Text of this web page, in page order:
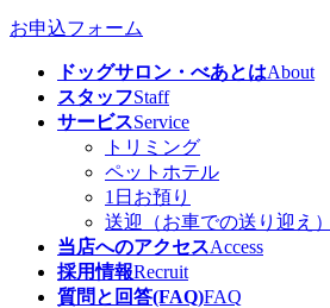
お申込フォーム
ドッグサロン・べあとはAbout
スタッフStaff
サービスService
トリミング
ペットホテル
1日お預り
送迎（お車での送り迎え）
当店へのアクセスAccess
採用情報Recruit
質問と回答(FAQ)FAQ